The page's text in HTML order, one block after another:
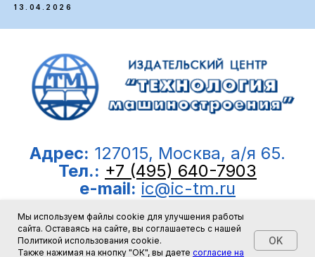
13.04.2026
Мы используем файлы cookie для улучшения работы
сайта. Оставаясь на сайте, вы соглашаетесь с нашей
Политикой использования cookie.
Также нажимая на кнопку "ОК", вы даете согласие на
OK
Адрес: 127015, Москва, а/я 65.
Тел.: +7 (495) 640-7903
e-mail: ic@ic-tm.ru
© 2008-2026, ООО “Издательский центр
”Технология машиностроения”